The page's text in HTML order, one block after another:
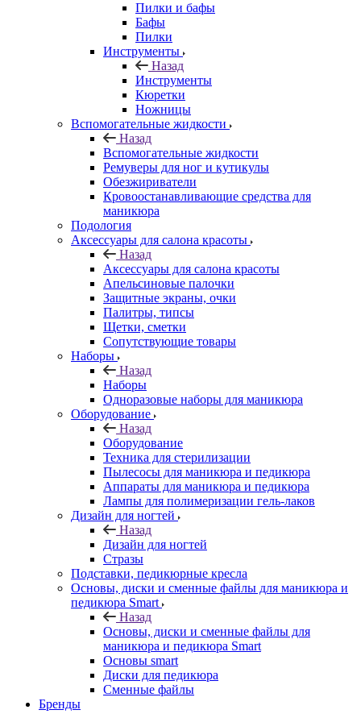
Пилки и бафы
Бафы
Пилки
Инструменты
Назад
Инструменты
Кюретки
Ножницы
Вспомогательные жидкости
Назад
Вспомогательные жидкости
Ремуверы для ног и кутикулы
Обезжириватели
Кровоостанавливающие средства для
маникюра
Подология
Аксессуары для салона красоты
Назад
Аксессуары для салона красоты
Апельсиновые палочки
Защитные экраны, очки
Палитры, типсы
Щетки, сметки
Сопутствующие товары
Наборы
Назад
Наборы
Одноразовые наборы для маникюра
Оборудование
Назад
Оборудование
Техника для стерилизации
Пылесосы для маникюра и педикюра
Аппараты для маникюра и педикюра
Лампы для полимеризации гель-лаков
Дизайн для ногтей
Назад
Дизайн для ногтей
Стразы
Подставки, педикюрные кресла
Основы, диски и сменные файлы для маникюра и
педикюра Smart
Назад
Основы, диски и сменные файлы для
маникюра и педикюра Smart
Основы smart
Диски для педикюра
Сменные файлы
Бренды